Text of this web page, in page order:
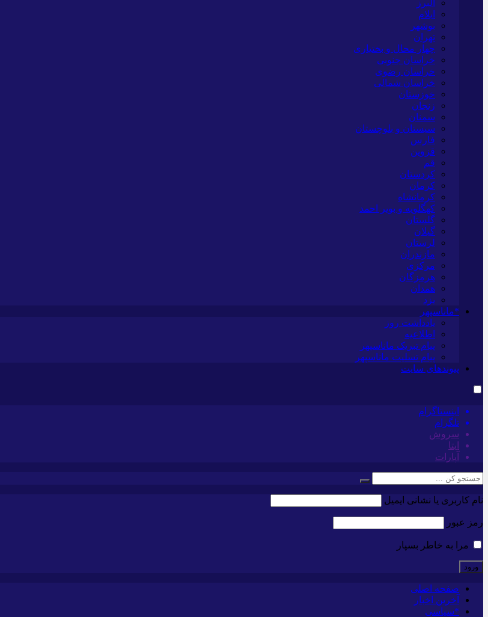
البرز
ایلام
بوشهر
تهران
چهار محال و بختیاری
خراسان جنوبی
خراسان رضوی
خراسان شمالی
خوزستان
زنجان
سمنان
سیستان و بلوچستان
فارس
قزوین
قم
کردستان
کرمان
کرمانشاه
کهگلویه و بویر احمد
گلستان
گیلان
لرستان
مازندران
مرکزی
هرمزگان
همدان
یزد
*ماناسپهر
یادداشت روز
اطلاعیه
پیام تبریک ماناسپهر
پیام تسلیت ماناسپهر
پیوندهای سایت
اینستاگرام
تلگرام
سروش
ایتا
آپارات
نام کاربری یا نشانی ایمیل
رمز عبور
مرا به خاطر بسپار
صفحه اصلی
آخرین اخبار
*سیاسی